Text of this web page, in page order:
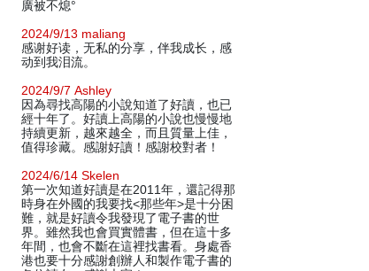
廣被不熄°
2024/9/13 maliang
感谢好读，无私的分享，伴我成长，感
动到我泪流。
2024/9/7 Ashley
因為尋找高陽的小說知道了好讀，也已
經十年了。好讀上高陽的小說也慢慢地
持續更新，越來越全，而且質量上佳，
值得珍藏。感謝好讀！感謝校對者！
2024/6/14 Skelen
第一次知道好讀是在2011年，還記得那
時身在外國的我要找<那些年>是十分困
難，就是好讀令我發現了電子書的世
界。雖然我也會買實體書，但在這十多
年間，也會不斷在這裡找書看。身處香
港也要十分感謝創辦人和製作電子書的